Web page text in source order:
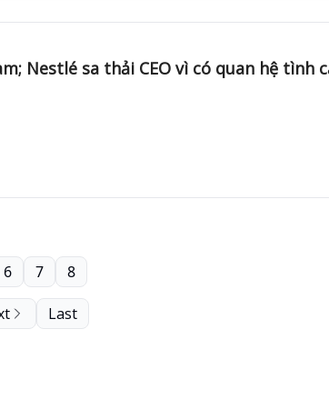
Nestlé sa thải CEO vì có quan hệ tình
6 7 8
Last